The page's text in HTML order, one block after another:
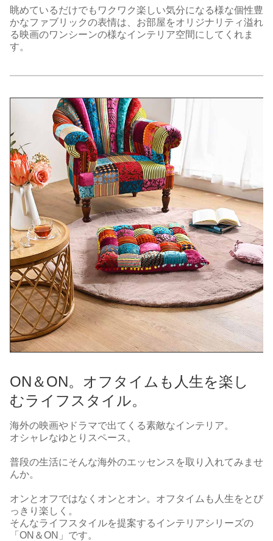
眺めているだけでもワクワク楽しい気分になる様な個性豊
かなファブリックの表情は、お部屋をオリジナリティ溢れ
る映画のワンシーンの様なインテリア空間にしてくれま
す。
ON＆ON。オフタイムも人生を楽し
むライフスタイル。
海外の映画やドラマで出てくる素敵なインテリア。
オシャレなゆとりスペース。
普段の生活にそんな海外のエッセンスを取り入れてみませ
んか。
オンとオフではなくオンとオン。オフタイムも人生をとび
っきり楽しく。
そんなライフスタイルを提案するインテリアシリーズの
「ON＆ON」です。